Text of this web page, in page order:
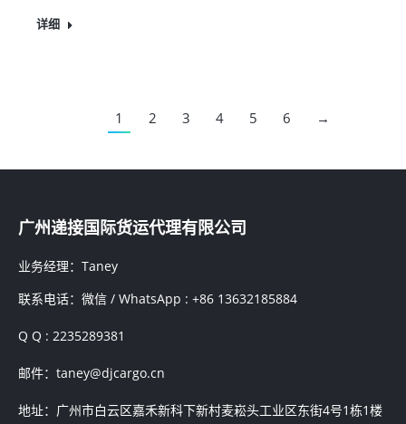
详细
1 2 3 4 5 6 →
广州递接国际货运代理有限公司
业务经理：Taney
联系电话：微信 / WhatsApp : +86 13632185884
Q Q : 2235289381
邮件：taney@djcargo.cn
地址：广州市白云区嘉禾新科下新村麦崧头工业区东街4号1栋1楼